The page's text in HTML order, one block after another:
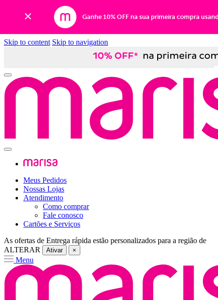
Ganhe 10% OFF na sua primeira compra
Skip to content Skip to navigation
Meus Pedidos
Nossas Lojas
Atendimento
Como comprar
Fale conosco
Cartões e Serviços
As ofertas de Entrega rápida estão personalizados para a região de
ALTERAR
Ativar ×
Menu